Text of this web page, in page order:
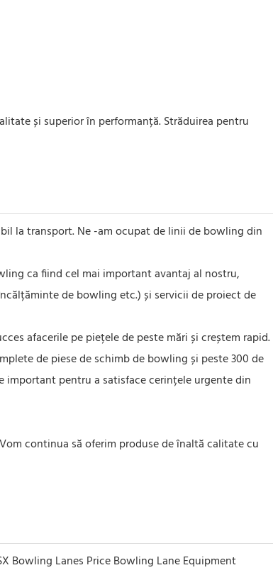
și superior în performanță. Străduirea pentru
la transport. Ne -am ocupat de linii de bowling din
ca fiind cel mai important avantaj al nostru,
de bowling etc.) și servicii de proiect de
afacerile pe piețele de peste mări și creștem rapid.
de piese de schimb de bowling și peste 300 de
important pentru a satisface cerințele urgente din
continua să oferim produse de înaltă calitate cu